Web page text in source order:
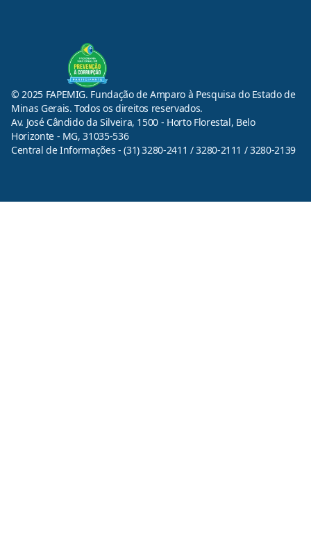
© 2025 FAPEMIG. Fundação de Amparo à Pesquisa do Estado de
Minas Gerais. Todos os direitos reservados.
Av. José Cândido da Silveira, 1500 - Horto Florestal, Belo
Horizonte - MG, 31035-536
Central de Informações - (31) 3280-2411 / 3280-2111 / 3280-2139